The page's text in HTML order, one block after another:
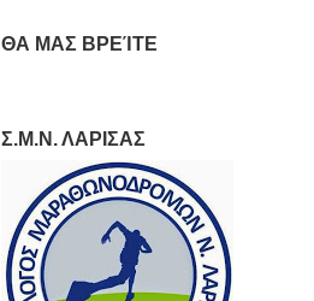
ΘΑ ΜΑΣ ΒΡΕΊΤΕ
Σ.Μ.Ν. ΛΑΡΙΣΑΣ